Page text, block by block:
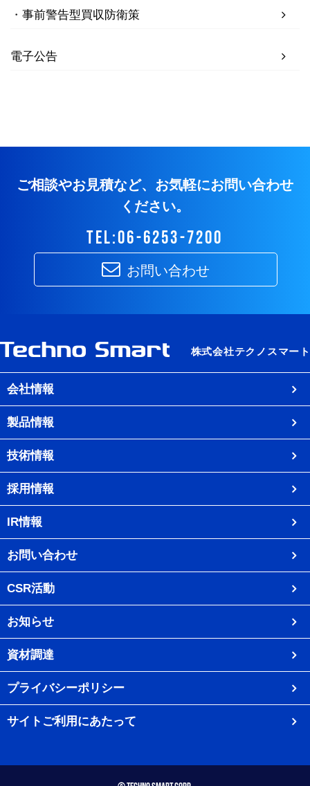
事前警告型買収防衛策
電子公告
ご相談やお見積など、お気軽にお問い合わせ
ください。
tel:06-6253-7200
お問い合わせ
会社情報
製品情報
技術情報
採用情報
IR情報
お問い合わせ
CSR活動
お知らせ
資材調達
プライバシーポリシー
サイトご利用にあたって